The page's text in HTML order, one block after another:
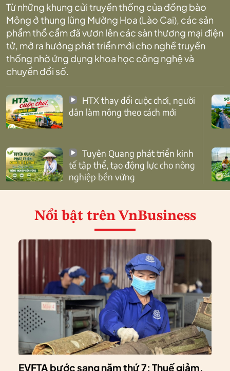
Từ những khung cửi truyền thống của đồng bào
Mông ở thung lũng Mường Hoa (Lào Cai), các sản
phẩm thổ cẩm đã vươn lên các sàn thương mại điện
tử, mở ra hướng phát triển mới cho nghề truyền
thống nhờ ứng dụng khoa học công nghệ và
chuyển đổi số.
dân làm nông theo cách mới
tế tập thể, tạo động lực cho nông
nghiệp bền vững
Nổi bật trên VnBusiness
EVFTA bước sang năm thứ 7: Thuế giảm,